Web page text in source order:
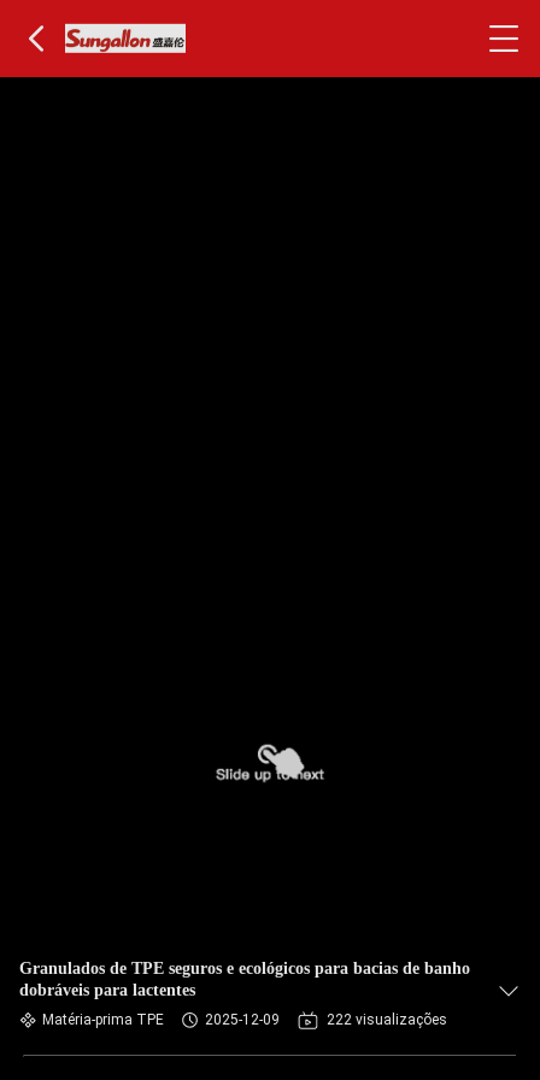
Granulados de TPE seguros e ecológicos para bacias de banho
dobráveis para lactentes
Matéria-prima TPE 2025-12-09 222 visualizações